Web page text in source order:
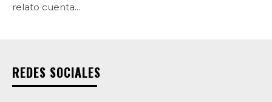
relato cuenta...
REDES SOCIALES